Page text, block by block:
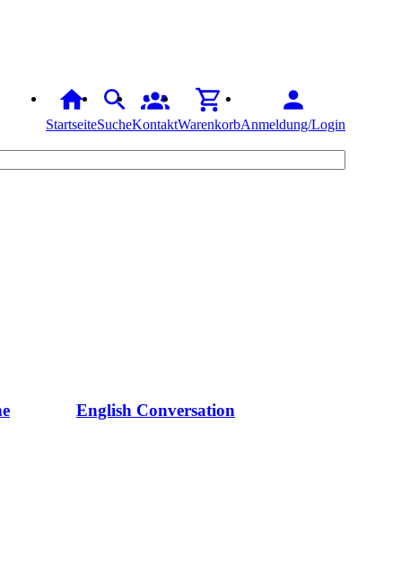
StartseiteSucheKontaktWarenkorbAnmeldung/Login
English Conversation